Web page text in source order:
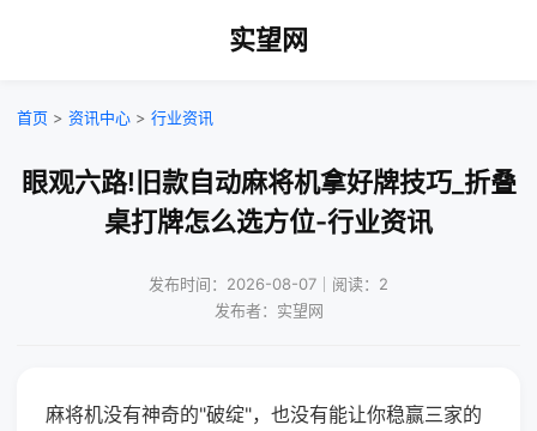
实望网
首页 > 资讯中心 > 行业资讯
眼观六路!旧款自动麻将机拿好牌技巧_折叠
桌打牌怎么选方位-行业资讯
发布时间：2026-08-07｜阅读：2
发布者：实望网
麻将机没有神奇的"破绽"，也没有能让你稳赢三家的